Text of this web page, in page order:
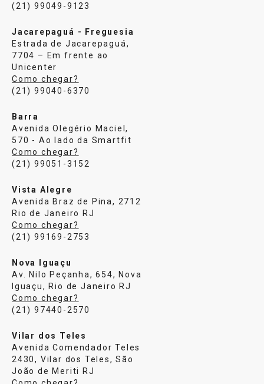
(21) 99049-9123
Jacarepaguá - Freguesia
Estrada de Jacarepaguá,
7704 – Em frente ao
Unicenter
Como chegar?
(21) 99040-6370
Barra
Avenida Olegério Maciel,
570 - Ao lado da Smartfit
Como chegar?
(21) 99051-3152
Vista Alegre
Avenida Braz de Pina, 2712
Rio de Janeiro RJ
Como chegar?
(21) 99169-2753
Nova Iguaçu
Av. Nilo Peçanha, 654, Nova
Iguaçu, Rio de Janeiro RJ
Como chegar?
(21) 97440-2570
Vilar dos Teles
Avenida Comendador Teles
2430, Vilar dos Teles, São
João de Meriti RJ